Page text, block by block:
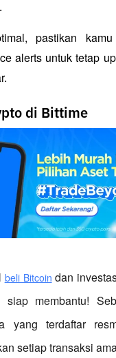
pastikan kamu
alerts untuk tetap
di Bittime
beli Bitcoin dan
siap membantu!
yang terdaftar
setiap transaksi